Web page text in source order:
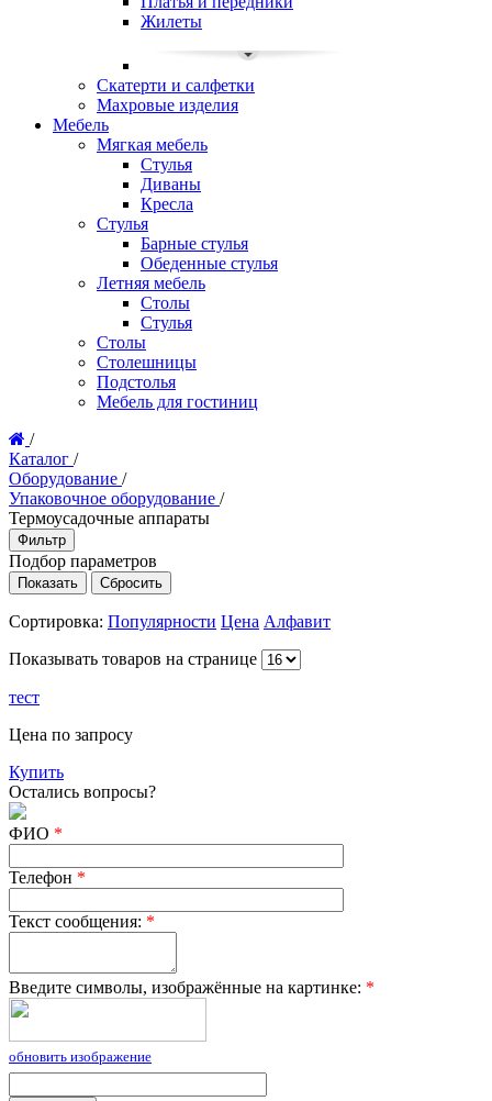
Жилеты
Скатерти и салфетки
Махровые изделия
Мебель
Мягкая мебель
Стулья
Диваны
Кресла
Стулья
Барные стулья
Обеденные стулья
Летняя мебель
Столы
Стулья
Столы
Столешницы
Подстолья
Мебель для гостиниц
/
Каталог /
Оборудование /
Упаковочное оборудование /
Термоусадочные аппараты
Фильтр
Подбор параметров
Сортировка: Популярности Цена Алфавит
Показывать товаров на странице
тест
Цена по запросу
Купить
Остались вопросы?
ФИО *
Телефон *
Текст сообщения: *
Введите символы, изображённые на картинке: *
обновить изображение